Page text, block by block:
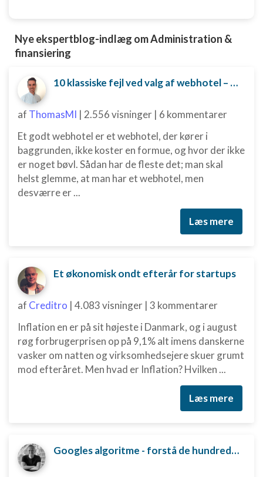
Nye ekspertblog-indlæg om Administration &
finansiering
10 klassiske fejl ved valg af webhotel – og hvordan du undgår dem
af ThomasMI | 2.556 visninger | 6 kommentarer
Et godt webhotel er et webhotel, der kører i
baggrunden, ikke koster en formue, og hvor der ikke
er noget bøvl. Sådan har de fleste det; man skal
helst glemme, at man har et webhotel, men
desværre er ...
Læs mere
Et økonomisk ondt efterår for startups
af Creditro | 4.083 visninger | 3 kommentarer
Inflation en er på sit højeste i Danmark, og i august
røg forbrugerprisen op på 9,1% alt imens danskerne
vasker om natten og virksomhedsejere skuer grumt
mod efteråret. Men hvad er Inflation? Hvilken ...
Læs mere
Googles algoritme - forstå de hundredvis af parametre bag